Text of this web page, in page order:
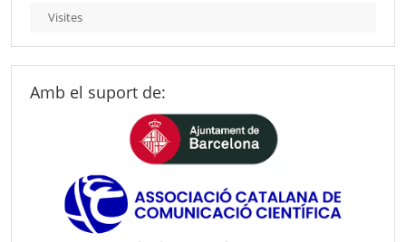
Visites
Amb el suport de: